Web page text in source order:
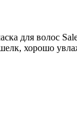
для волос
хорошо